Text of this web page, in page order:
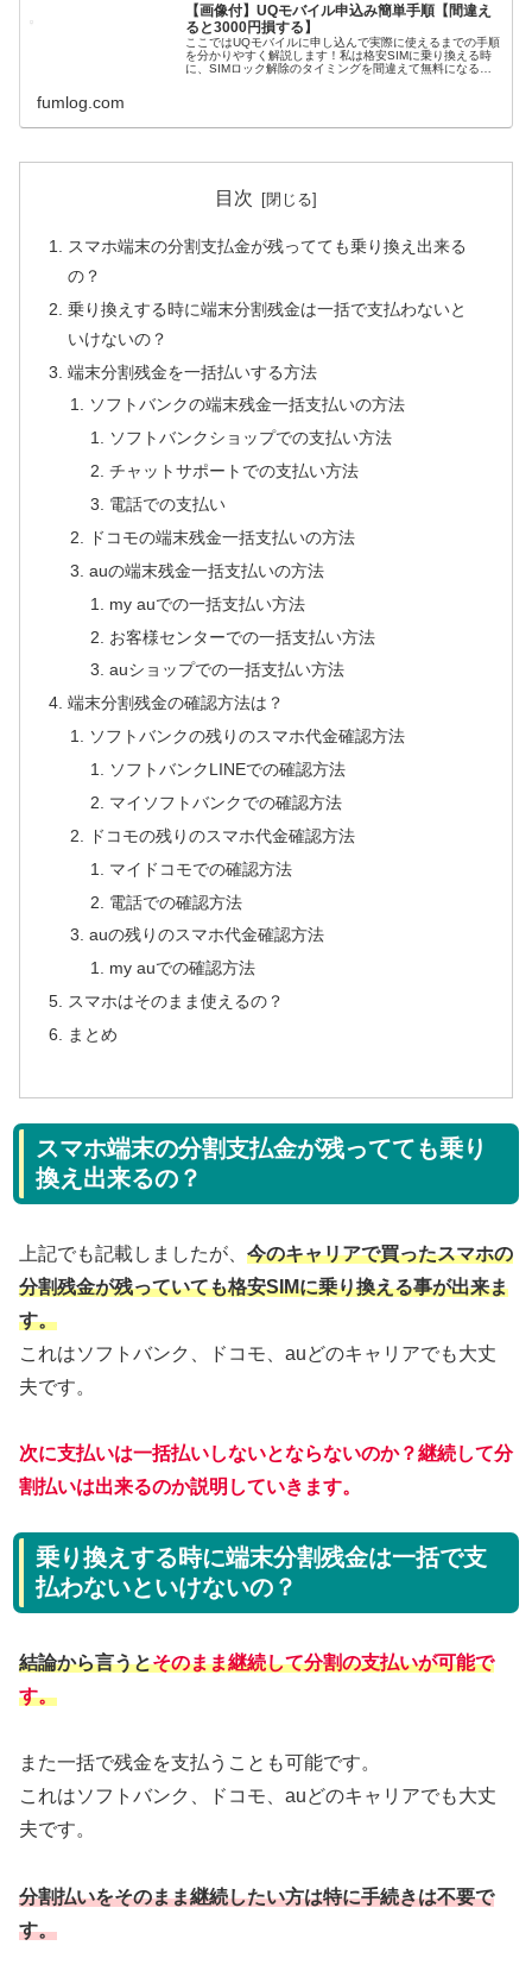
【画像付】UQモバイル申込み簡単手順【間違え
ると3000円損する】
ここではUQモバイルに申し込んで実際に使えるまでの手順
を分かりやすく解説します！私は格安SIMに乗り換える時
に、SIMロック解除のタイミングを間違えて無料になるは
fumlog.com
目次
スマホ端末の分割支払金が残ってても乗り換え出来る
の？
乗り換えする時に端末分割残金は一括で支払わないと
いけないの？
端末分割残金を一括払いする方法
ソフトバンクの端末残金一括支払いの方法
ソフトバンクショップでの支払い方法
チャットサポートでの支払い方法
電話での支払い
ドコモの端末残金一括支払いの方法
auの端末残金一括支払いの方法
my auでの一括支払い方法
お客様センターでの一括支払い方法
auショップでの一括支払い方法
端末分割残金の確認方法は？
ソフトバンクの残りのスマホ代金確認方法
ソフトバンクLINEでの確認方法
マイソフトバンクでの確認方法
ドコモの残りのスマホ代金確認方法
マイドコモでの確認方法
電話での確認方法
auの残りのスマホ代金確認方法
my auでの確認方法
スマホはそのまま使えるの？
まとめ
スマホ端末の分割支払金が残ってても乗り
換え出来るの？
上記でも記載しましたが、 今のキャリアで買ったスマホの
分割残金が残っていても格安SIMに乗り換える事が出来ま
す。
これはソフトバンク、ドコモ、auどのキャリアでも大丈
夫です。
次に支払いは一括払いしないとならないのか？継続して分
割払いは出来るのか説明していきます。
乗り換えする時に端末分割残金は一括で支
払わないといけないの？
結論から言うとそのまま継続して分割の支払いが可能で
す。
また一括で残金を支払うことも可能です。
これはソフトバンク、ドコモ、auどのキャリアでも大丈
夫です。
分割払いをそのまま継続したい方は特に手続きは不要で
す。